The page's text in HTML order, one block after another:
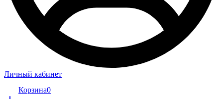
Личный кабинет
Корзина0